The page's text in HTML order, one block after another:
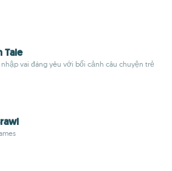
Tale
vai đáng yêu với bối cảnh câu chuyện trẻ